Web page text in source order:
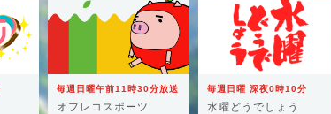
毎週日曜午前11時30分放送
オフレコスポーツ
毎週日曜 深夜0時10分
水曜どうでしょう